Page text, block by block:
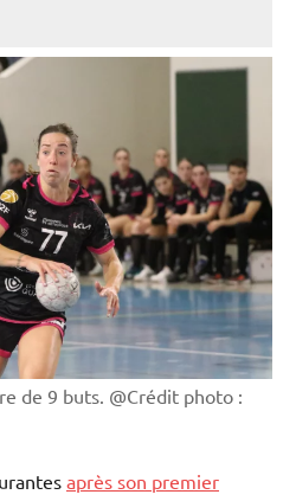
de 9 buts. @Crédit photo :
après son premier